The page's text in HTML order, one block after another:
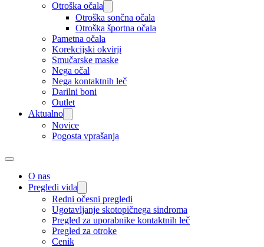
Otroška očala
Otroška sončna očala
Otroška športna očala
Pametna očala
Korekcijski okvirji
Smučarske maske
Nega očal
Nega kontaktnih leč
Darilni boni
Outlet
Aktualno
Novice
Pogosta vprašanja
O nas
Pregledi vida
Redni očesni pregledi
Ugotavljanje skotopičnega sindroma
Pregled za uporabnike kontaktnih leč
Pregled za otroke
Cenik